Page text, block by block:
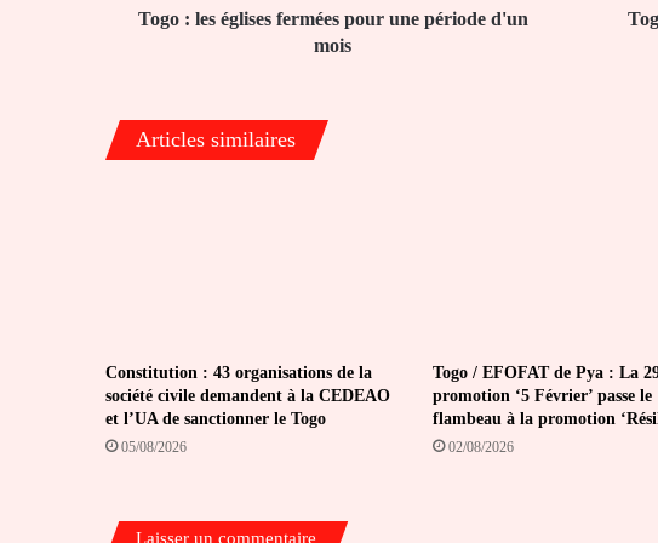
Togo : les églises fermées pour une période d'un
mois
décédé
Articles similaires
Constitution : 43 organisations de la
société civile demandent à la CEDEAO
et l’UA de sanctionner le Togo
05/08/2026
Togo / EFOFAT de Pya : La
promotion ‘5 Février’ passe le
flambeau à la promotion
02/08/2026
Laisser un commentaire